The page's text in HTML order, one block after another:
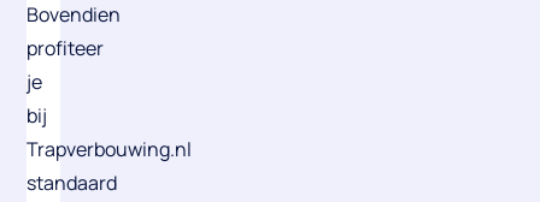
Bovendien
profiteer
je
bij
Trapverbouwing.nl
standaard